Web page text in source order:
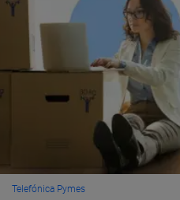
Telefónica Pymes